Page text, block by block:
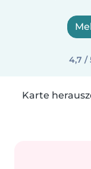
4,7 /
Karte